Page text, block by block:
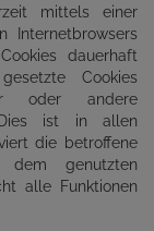
mittels einer
Internetbrowsers
dauerhaft
Cookies
oder andere
Dies ist in allen
die betroffene
genutzten
alle Funktionen